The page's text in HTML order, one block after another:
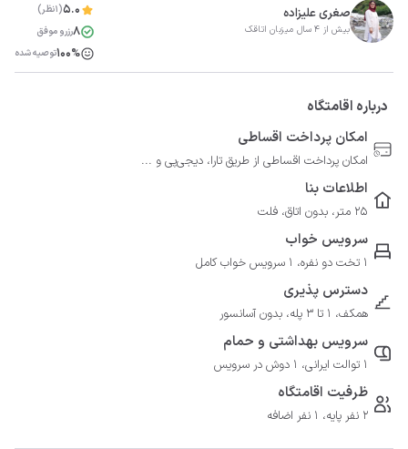
صغری علیزاده
بیش از 4 سال میزبان اتاقک
5.0(1نظر)
8رزرو موفق
100%توصیه شده
درباره اقامتگاه
امکان پرداخت اقساطی
امکان پرداخت اقساطی از طریق تارا، دیجی‌پی و ...
اطلاعات بنا
25 متر، بدون اتاق، فلت
سرویس خواب
1 تخت دو نفره، 1 سرویس خواب کامل
دسترس پذیری
همکف، 1 تا 3 پله، بدون آسانسور
سرویس بهداشتی و حمام
1 توالت ایرانی، 1 دوش در سرویس
ظرفیت اقامتگاه
2 نفر پایه، 1 نفر اضافه